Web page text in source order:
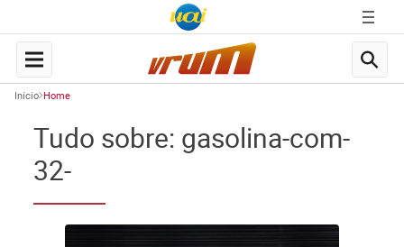
Início Home
Tudo sobre: gasolina-com-
32-